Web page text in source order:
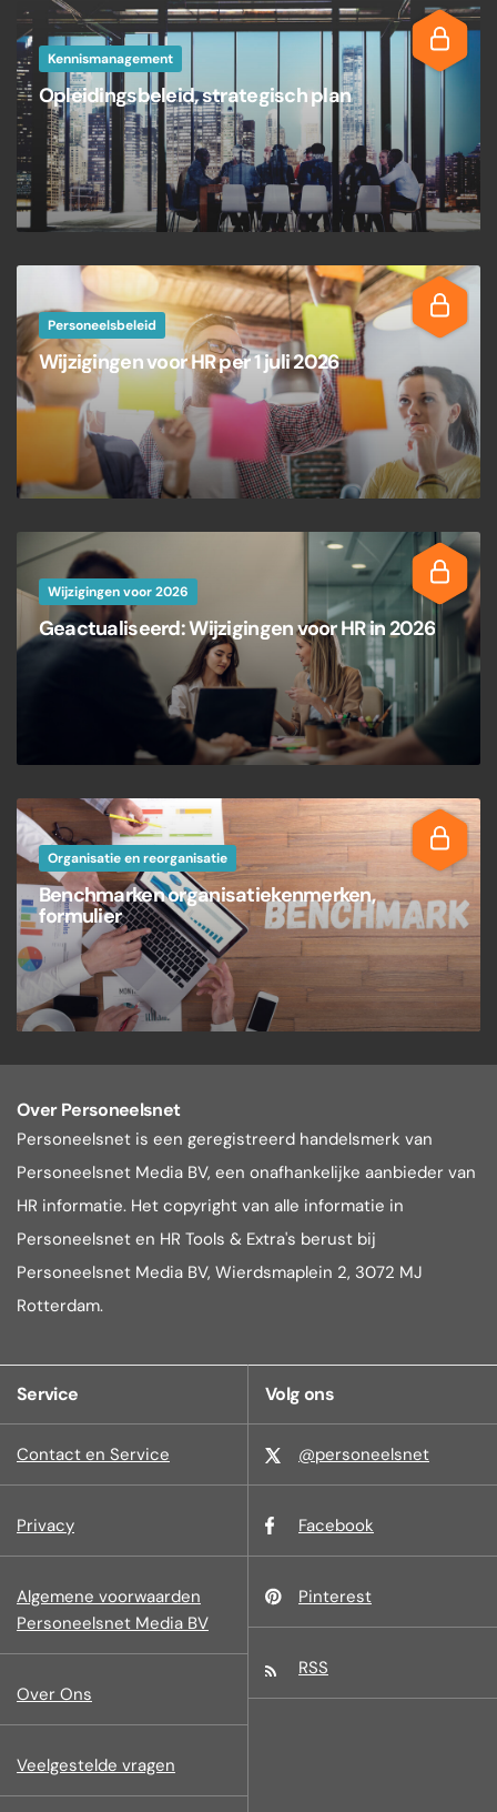
Kennismanagement
Opleidingsbeleid, strategisch plan
Personeelsbeleid
Wijzigingen voor HR per 1 juli 2026
Wijzigingen voor 2026
Geactualiseerd: Wijzigingen voor HR in 2026
Organisatie en reorganisatie
Benchmarken organisatiekenmerken,
formulier
Over Personeelsnet
Personeelsnet is een geregistreerd handelsmerk van
Personeelsnet Media BV, een onafhankelijke aanbieder van
HR informatie. Het copyright van alle informatie in
Personeelsnet en HR Tools & Extra's berust bij
Personeelsnet Media BV, Wierdsmaplein 2, 3072 MJ
Rotterdam.
Service
Contact en Service
Privacy
Algemene voorwaarden
Personeelsnet Media BV
Over Ons
Veelgestelde vragen
Volg ons
@personeelsnet
Facebook
Pinterest
RSS